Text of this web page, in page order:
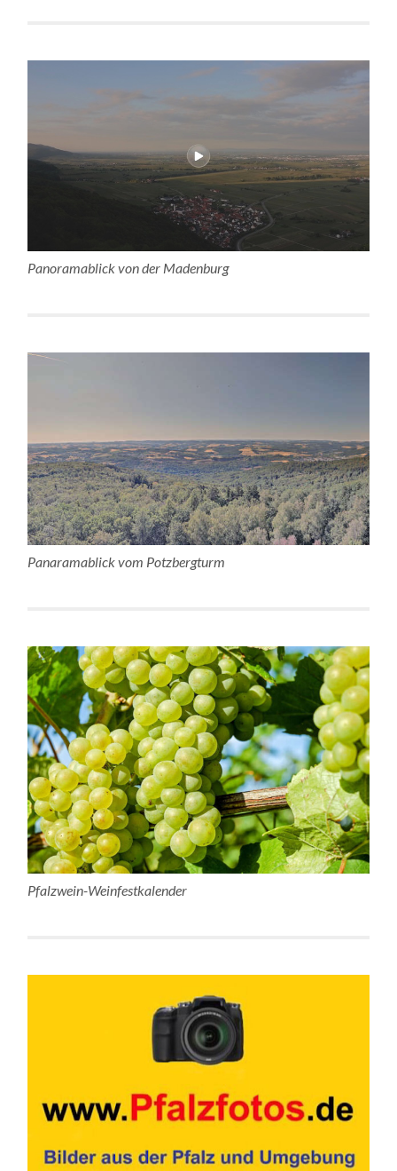
Panoramablick von der Madenburg
Panaramablick vom Potzbergturm
Pfalzwein-Weinfestkalender